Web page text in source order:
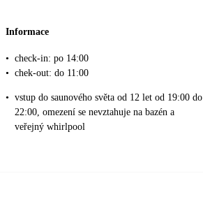
Informace
• check-in: po 14:00
• chek-out: do 11:00
• vstup do saunového světa od 12 let od 19:00 do
22:00, omezení se nevztahuje na bazén a
veřejný whirlpool